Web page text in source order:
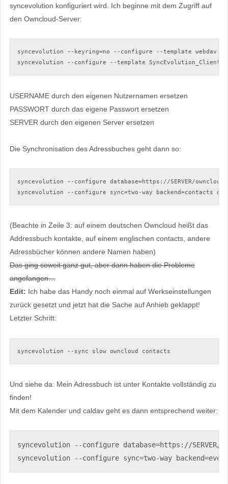
syncevolution konfiguriert wird. Ich beginne mit dem Zugriff auf
den Owncloud-Server:
syncevolution --keyring=no --configure --template webdav
syncevolution --configure --template SyncEvolution_Client
USERNAME durch den eigenen Nutzernamen ersetzen
PASSWORT durch das eigene Passwort ersetzen
SERVER durch den eigenen Server ersetzen
Die Synchronisation des Adressbuches geht dann so:
syncevolution --configure database=https://SERVER/
syncevolution --configure sync=two-way backend=contacts
(Beachte in Zeile 3: auf einem deutschen Owncloud heißt das
Addressbuch kontakte, auf einem englischen contacts, andere
Adressbücher können andere Namen haben)
Das ging soweit ganz gut, aber dann haben die Probleme
angefangen…
Edit: Ich habe das Handy noch einmal auf Werkseinstellungen
zurück gesetzt und jetzt hat die Sache auf Anhieb geklappt!
Letzter Schritt:
syncevolution --sync slow owncloud contacts
Und siehe da: Mein Adressbuch ist unter Kontakte vollständig zu
finden!
Mit dem Kalender und caldav geht es dann entsprechend weiter:
syncevolution --configure database=https://SERVER/
syncevolution --configure sync=two-way